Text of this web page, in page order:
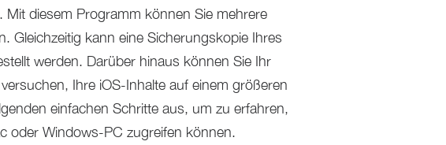
diesem Programm können Sie mehrere
Gleichzeitig kann eine Sicherungskopie Ihres
werden. Darüber hinaus können Sie Ihr
Ihre iOS-Inhalte auf einem größeren
einfachen Schritte aus, um zu erfahren,
oder Windows-PC zugreifen können.